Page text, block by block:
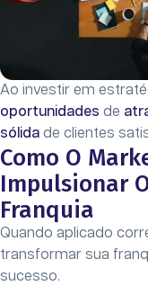
Ao investir em
oportunidades de
sólida de clientes
Como O
Impulsionar
Franquia
Quando aplicado
transformar sua
sucesso.